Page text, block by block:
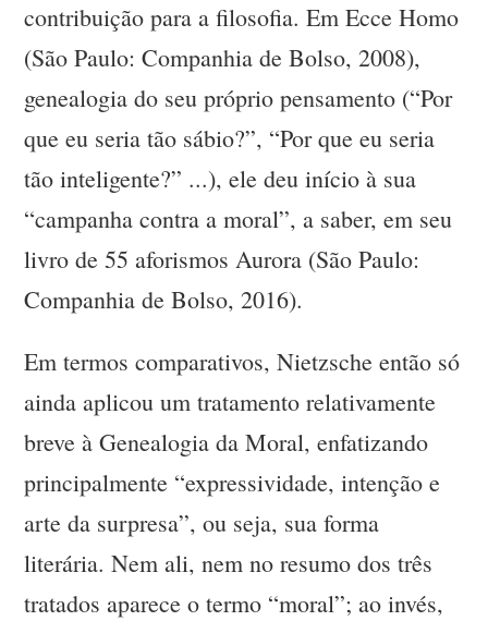
contribuição para a filosofia. Em Ecce Homo
(São Paulo: Companhia de Bolso, 2008),
genealogia do seu próprio pensamento (“Por
que eu seria tão sábio?”, “Por que eu seria
tão inteligente?” ...), ele deu início à sua
“campanha contra a moral”, a saber, em seu
livro de 55 aforismos Aurora (São Paulo:
Companhia de Bolso, 2016).
Em termos comparativos, Nietzsche então só
ainda aplicou um tratamento relativamente
breve à Genealogia da Moral, enfatizando
principalmente “expressividade, intenção e
arte da surpresa”, ou seja, sua forma
literária. Nem ali, nem no resumo dos três
tratados aparece o termo “moral”; ao invés,